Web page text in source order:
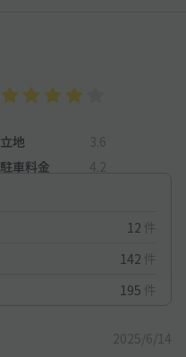
立地
3.6
駐車料金
4.2
12 件
142 件
195 件
2025/6/14